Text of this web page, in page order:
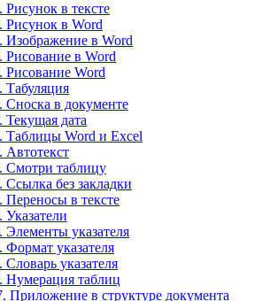
Рисунок в тексте
Рисунок в Word
Изображение в Word
Рисование в Word
Рисование Word
Табуляция
Сноска в документе
Текущая дата
Таблицы Word и Excel
Автотекст
Смотри таблицу
Ссылка без закладки
Переносы в тексте
Указатели
Элементы указателя
Формат указателя
указателя
Нумерация таблиц
Приложение в структуре документа